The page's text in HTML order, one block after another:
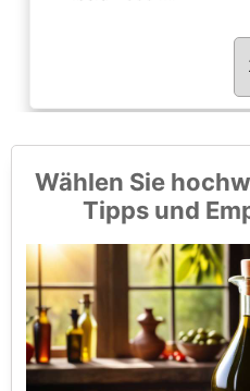
Wählen Sie
Tipps und